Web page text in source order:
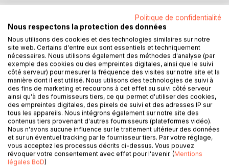
Recueil d'oeuvres réalisées entre 2014 et 2017 de l'artiste
peintre niçoise Diane D.
AUTEUR(S)
CRITIQUES PRESSE
AVIS
Politique de confidentialité
Nous respectons la protection des données
Nous utilisons des cookies et des technologies similaires sur notre
site web. Certains d'entre eux sont essentiels et techniquement
nécessaires. Nous utilisons également des méthodes d'analyse (par
exemple des cookies ou des empreintes digitales, ainsi que le suivi
côté serveur) pour mesurer la fréquence des visites sur notre site et la
manière dont il est utilisé. Nous utilisons des technologies de suivi à
des fins de marketing et recourons à cet effet au suivi côté serveur
ainsi qu'à des fournisseurs tiers, ce qui permet d'utiliser des cookies,
des empreintes digitales, des pixels de suivi et des adresses IP sur
tous les appareils. Nous intégrons également sur notre site des
contenus tiers provenant d'autres fournisseurs (plateformes vidéo).
Nous n'avons aucune influence sur le traitement ultérieur des données
et sur un éventuel tracking par le fournisseur tiers. Par votre réglage,
vous acceptez les processus décrits ci-dessus. Vous pouvez
révoquer votre consentement avec effet pour l'avenir. (Mentions
légales BoD)